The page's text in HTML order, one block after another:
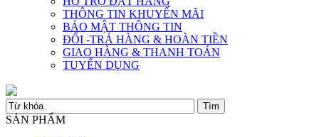
THÔNG TIN KHUYẾN MÃI
BẢO MẬT THÔNG TIN
ĐỔI -TRẢ HÀNG & HOÀN TIỀN
GIAO HÀNG & THANH TOÁN
TUYỂN DỤNG
SẢN PHẨM